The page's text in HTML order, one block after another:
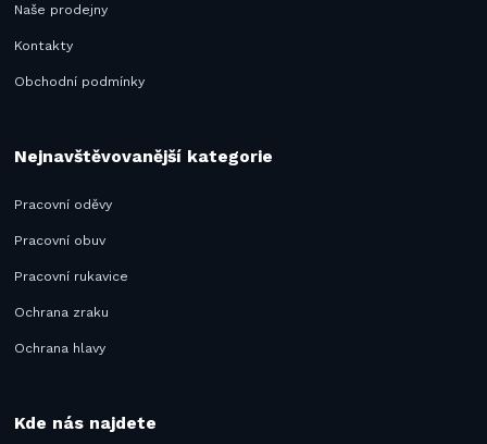
Naše prodejny
Kontakty
Obchodní podmínky
Nejnavštěvovanější kategorie
Pracovní oděvy
Pracovní obuv
Pracovní rukavice
Ochrana zraku
Ochrana hlavy
Kde nás najdete